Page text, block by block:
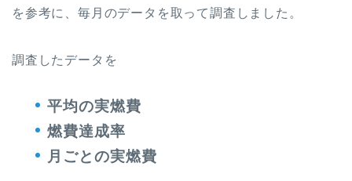
を参考に、毎月のデータを取って調査しました。
調査したデータを
平均の実燃費
燃費達成率
月ごとの実燃費